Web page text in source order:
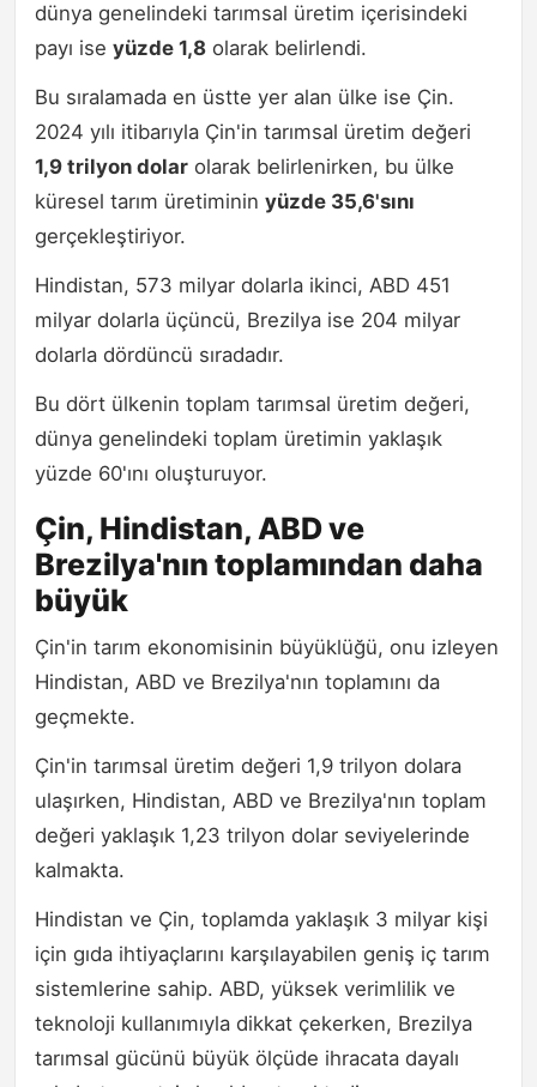
dünya genelindeki tarımsal üretim içerisindeki
payı ise yüzde 1,8 olarak belirlendi.
Bu sıralamada en üstte yer alan ülke ise Çin.
2024 yılı itibarıyla Çin'in tarımsal üretim değeri
1,9 trilyon dolar olarak belirlenirken, bu ülke
küresel tarım üretiminin yüzde 35,6'sını
gerçekleştiriyor.
Hindistan, 573 milyar dolarla ikinci, ABD 451
milyar dolarla üçüncü, Brezilya ise 204 milyar
dolarla dördüncü sıradadır.
Bu dört ülkenin toplam tarımsal üretim değeri,
dünya genelindeki toplam üretimin yaklaşık
yüzde 60'ını oluşturuyor.
Çin, Hindistan, ABD ve
Brezilya'nın toplamından daha
büyük
Çin'in tarım ekonomisinin büyüklüğü, onu izleyen
Hindistan, ABD ve Brezilya'nın toplamını da
geçmekte.
Çin'in tarımsal üretim değeri 1,9 trilyon dolara
ulaşırken, Hindistan, ABD ve Brezilya'nın toplam
değeri yaklaşık 1,23 trilyon dolar seviyelerinde
kalmakta.
Hindistan ve Çin, toplamda yaklaşık 3 milyar kişi
için gıda ihtiyaçlarını karşılayabilen geniş iç tarım
sistemlerine sahip. ABD, yüksek verimlilik ve
teknoloji kullanımıyla dikkat çekerken, Brezilya
tarımsal gücünü büyük ölçüde ihracata dayalı